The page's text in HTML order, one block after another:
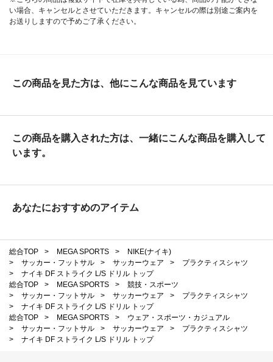
い場合、キャンセルとさせていただきます。キャンセルの際は別途ご案内を
お送りしますので予めご了承ください。
この商品を見た方は、他にこんな商品を見ています
この商品を購入された方は、一緒にこんな商品を購入して
います。
あなたにおすすめのアイテム
総合TOP > MEGA SPORTS >
NIKE(ナイキ)
>
サッカー・フットサル > サッカーウェア >
プラクティスシャツ
>
ナイキ DF ストライク L/S ドリル トップ
総合TOP
> MEGA SPORTS >
競技・スポーツ
>
サッカー・フットサル > サッカーウェア >
プラクティスシャツ
>
ナイキ DF ストライク L/S ドリル トップ
総合TOP
> MEGA SPORTS >
ウェア・スポーツ・カジュアル
>
サッカー・フットサル > サッカーウェア >
プラクティスシャツ
>
ナイキ DF ストライク L/S ドリル トップ